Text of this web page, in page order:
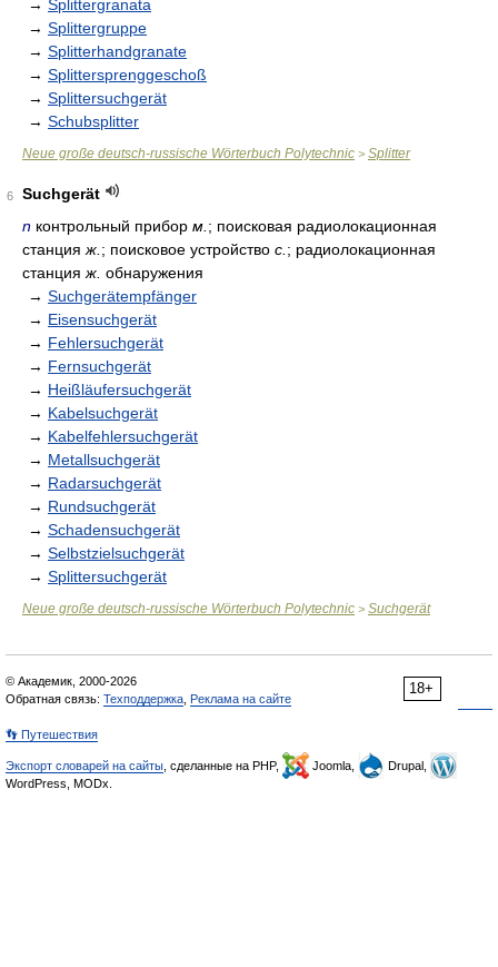
→ Splittergranata
→ Splittergruppe
→ Splitterhandgranate
→ Splittersprenggeschoß
→ Splittersuchgerät
→ Schubsplitter
Neue große deutsch-russische Wörterbuch Polytechnic > Splitter
6
Suchgerät
n контрольный прибор м. ; поисковая радиолокационная
станция ж. ; поисковое устройство с. ; радиолокационная
станция ж. обнаружения
→ Suchgerätempfänger
→ Eisensuchgerät
→ Fehlersuchgerät
→ Fernsuchgerät
→ Heißläufersuchgerät
→ Kabelsuchgerät
→ Kabelfehlersuchgerät
→ Metallsuchgerät
→ Radarsuchgerät
→ Rundsuchgerät
→ Schadensuchgerät
→ Selbstzielsuchgerät
→ Splittersuchgerät
Neue große deutsch-russische Wörterbuch Polytechnic > Suchgerät
18+
© Академик, 2000-2026
Обратная связь: Техподдержка Реклама на сайте
👣 Путешествия
Экспорт словарей на сайты , сделанные на PHP, Joomla,
Drupal,
WordPress, MODx.